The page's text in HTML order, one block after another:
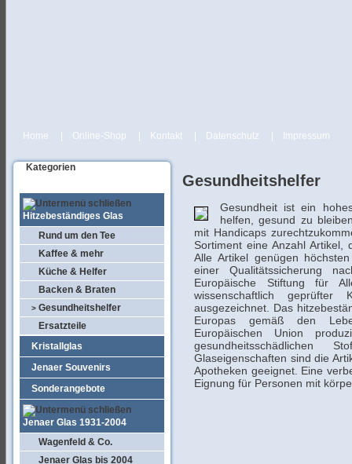
Home Online-Shop Kontakt Datenschutz Impressum
Kategorien
Hitzebeständiges Glas
Rund um den Tee
Kaffee & mehr
Küche & Helfer
Backen & Braten
> Gesundheitshelfer
Ersatzteile
Kristallglas
Jenaer Souvenirs
Sonderangebote
Jenaer Glas 1931-2004
Wagenfeld & Co.
Jenaer Glas bis 2004
Gesundheitshelfer
Gesundheit ist ein
helfen, gesund zu
mit Handicaps
Sortiment eine Anzahl Artikel,
Alle Artikel genügen
einer Qualitätssicherung
Europäische Stiftung für
wissenschaftlich geprüfter
ausgezeichnet. Das
Europas gemäß den
Europäischen Union
gesundheitsschädlichen
Glaseigenschaften sind die
Apotheken geeignet. Eine
Eignung für Personen mit